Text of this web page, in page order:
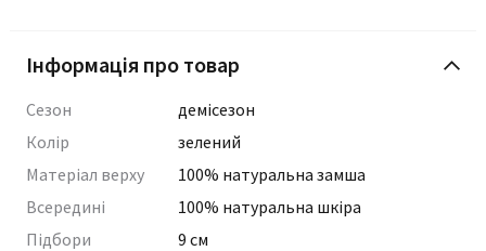
Інформація про товар
Сезон
демісезон
Колір
зелений
Матеріал верху
100% натуральна замша
Всередині
100% натуральна шкіра
Підбори
9 см